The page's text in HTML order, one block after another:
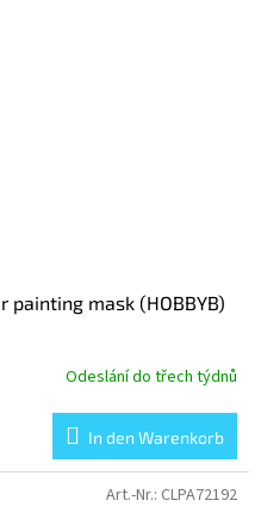
painting mask (HOBBYB)
Odeslání do třech týdnů
In den Warenkorb
Art.-Nr.: CLPA72192